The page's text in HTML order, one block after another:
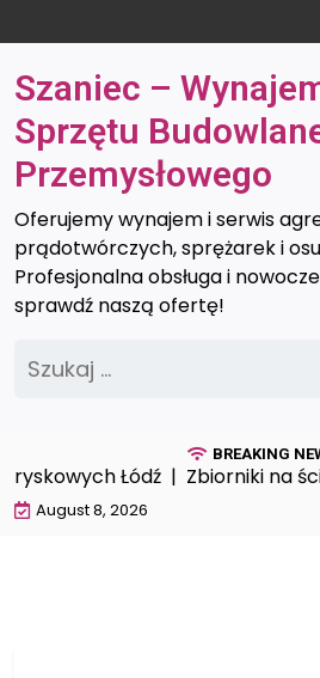
to
content
Szaniec –
Sprzętu
Przemysłowego
Oferujemy wynajem i serwis
prądotwórczych, sprężarek i
Profesjonalna obsługa i
sprawdź naszą ofertę!
BREAKING
Łódź |Zbiorniki na
August 8, 2026